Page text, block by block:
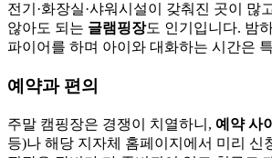
전기·화장실·샤워시설이 갖춰진 곳이 많
않아도 되는 글램핑장도 인기입니다. 밤
파이어를 하며 아이와 대화하는 시간은
예약과 편의
주말 캠핑장은 경쟁이 치열하니, 예약 사
등)나 해당 지자체 홈페이지에서 미리 신